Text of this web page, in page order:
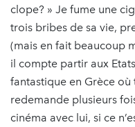
clope? » Je fume une
trois bribes de sa vie,
(mais en fait beaucoup
il compte partir aux
fantastique en Grèce
redemande plusieurs
cinéma avec lui, si ce